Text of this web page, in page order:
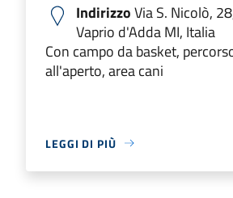
IndirizzoVia S. Nicolò,
Vaprio d'Adda MI, Italia
Con campo da basket,
all'aperto, area cani
LEGGI DI PIÙ